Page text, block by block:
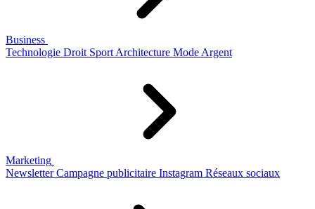
Business
Technologie Droit Sport Architecture Mode Argent
Marketing
Newsletter Campagne publicitaire Instagram Réseaux sociaux